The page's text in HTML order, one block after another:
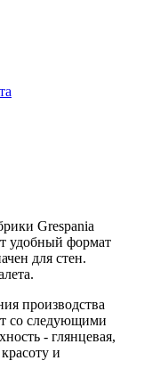
Grespania
удобный формат
для стен.
производства
со следующими
- глянцевая,
и